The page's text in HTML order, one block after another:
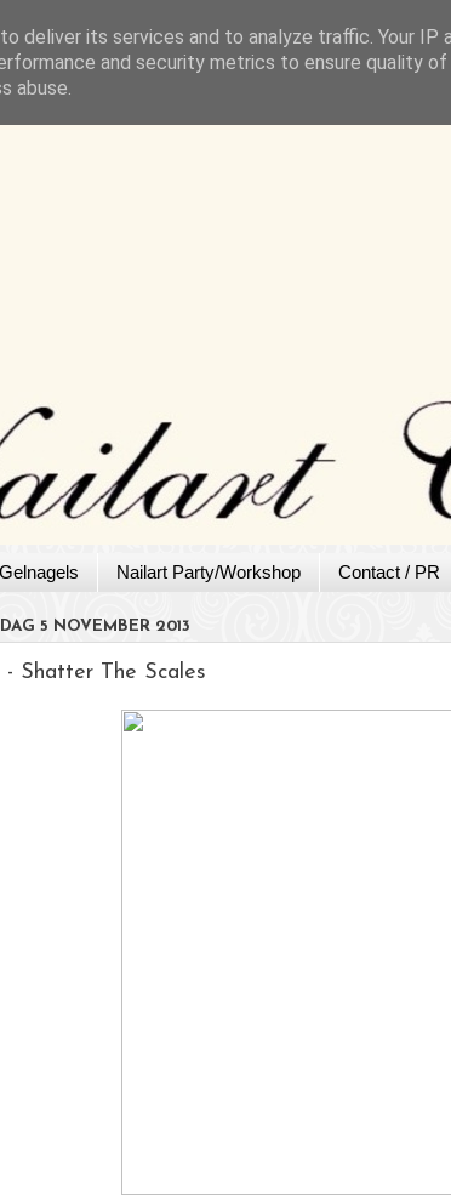
Gelnagels Nailart Party/Workshop Contact / PR
5 NOVEMBER 2013
- Shatter The Scales
deliver its services and to analyze traffic. Your IP
and security metrics to ensure quality
abuse.